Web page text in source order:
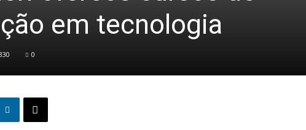
em tecnologia
0